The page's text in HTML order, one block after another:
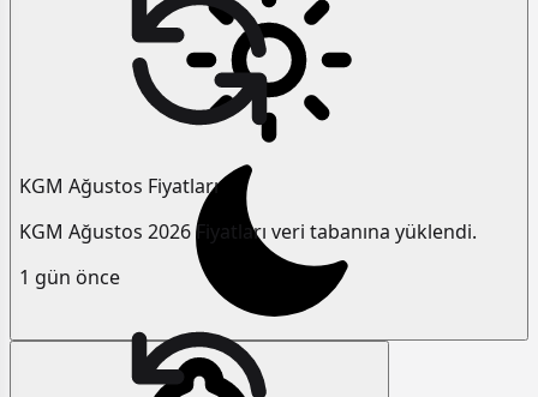
KGM Ağustos Fiyatları
KGM Ağustos 2026 Fiyatları veri tabanına yüklendi.
1 gün önce